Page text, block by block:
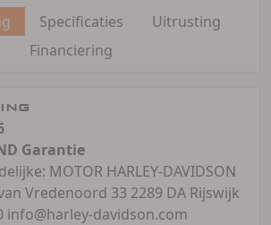
Specificaties
Uitrusting
Financiering
Garantie
MOTOR HARLEY-DAVIDSON
Vredenoord 33 2289 DA Rijswijk
info@harley-davidson.com